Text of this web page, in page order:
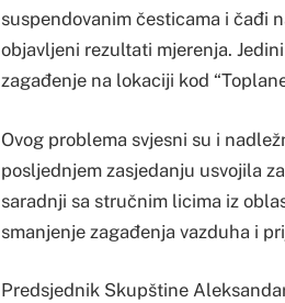
suspendovanim česticama i čađi
objavljeni rezultati mjerenja.
zagađenje na lokaciji kod
Ovog problema svjesni su i
posljednjem zasjedanju usvojila
saradnji sa stručnim licima iz
smanjenje zagađenja vazduha i
Predsjednik Skupštine